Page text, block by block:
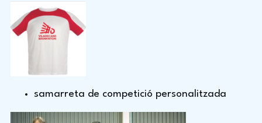
samarreta de competició personalitzada